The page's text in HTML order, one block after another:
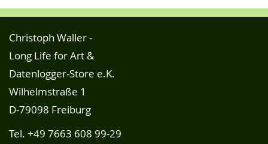
Christoph Waller -
Long Life for Art &
Datenlogger-Store e.K.
Wilhelmstraße 1
D-79098 Freiburg
Tel. +49 7663 608 99-29